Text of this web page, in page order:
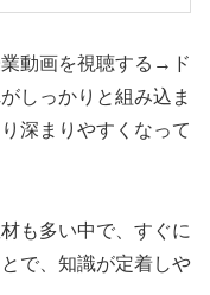
動画を視聴する→ド
しっかりと組み込ま
深まりやすくなって
も多い中で、すぐに
で、知識が定着しや